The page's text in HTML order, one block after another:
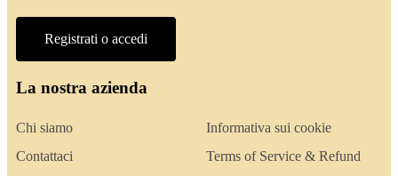
Registrati o accedi
La nostra azienda
Chi siamo
Contattaci
Informativa sui cookie
Terms of Service & Refund